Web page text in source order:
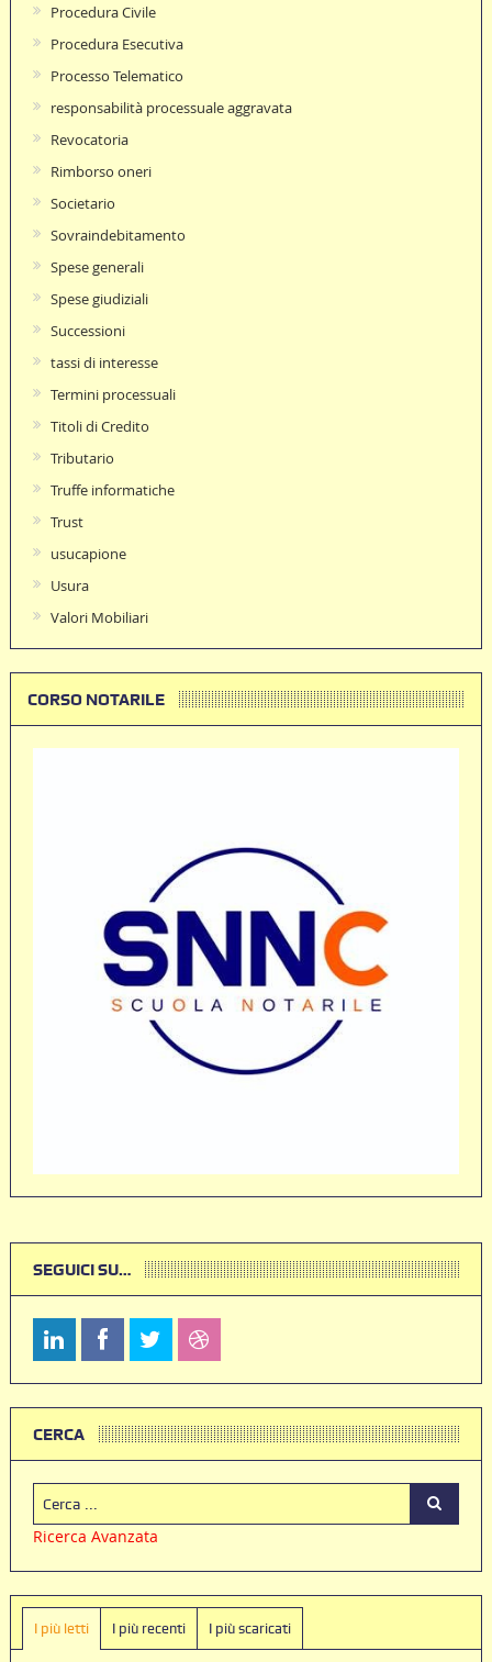
Procedura Civile
Procedura Esecutiva
Processo Telematico
responsabilità processuale aggravata
Revocatoria
Rimborso oneri
Societario
Sovraindebitamento
Spese generali
Spese giudiziali
Successioni
tassi di interesse
Termini processuali
Titoli di Credito
Tributario
Truffe informatiche
Trust
usucapione
Usura
Valori Mobiliari
CORSO NOTARILE
SEGUICI SU…
CERCA
Ricerca Avanzata
I più letti I più recenti I più scaricati